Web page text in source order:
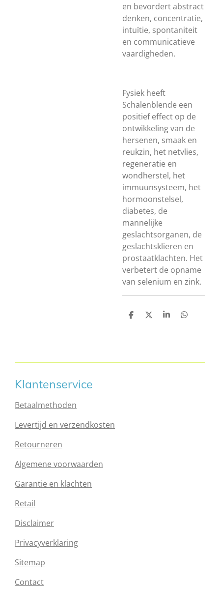
en bevordert abstract
denken, concentratie,
intuïtie, spontaniteit
en communicatieve
vaardigheden.
Fysiek heeft
Schalenblende een
positief effect op de
ontwikkeling van de
hersenen, smaak en
reukzin, het netvlies,
regeneratie en
wondherstel, het
immuunsysteem, het
hormoonstelsel,
diabetes, de
mannelijke
geslachtsorganen, de
geslachtsklieren en
prostaatklachten. Het
verbetert de opname
van selenium en zink.
D
D
S
D
Klantenservice
Betaalmethoden
Levertijd en verzendkosten
Retourneren
Algemene voorwaarden
Garantie en klachten
Retail
Disclaimer
Privacyverklaring
Sitemap
Contact